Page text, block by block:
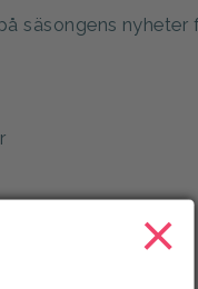
säsongens nyheter
av varor hos Temu
×